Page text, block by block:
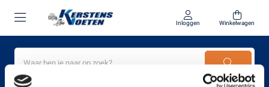
Inloggen Winkelwagen